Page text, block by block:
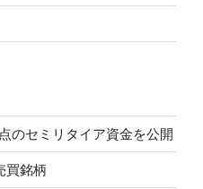
のセミリタイア資金を公開
買銘柄